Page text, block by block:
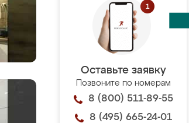
Оставьте заявку
Позвоните по номерам
8 (800) 511-89-55
8 (495) 665-24-01